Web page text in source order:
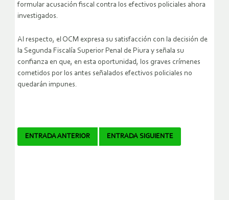
formular acusación fiscal contra los efectivos policiales ahora
investigados.
Al respecto, el OCM expresa su satisfacción con la decisión de
la Segunda Fiscalía Superior Penal de Piura y señala su
confianza en que, en esta oportunidad, los graves crímenes
cometidos por los antes señalados efectivos policiales no
quedarán impunes.
Navegador
ENTRADA ANTERIOR ENTRADA SIGUIENTE